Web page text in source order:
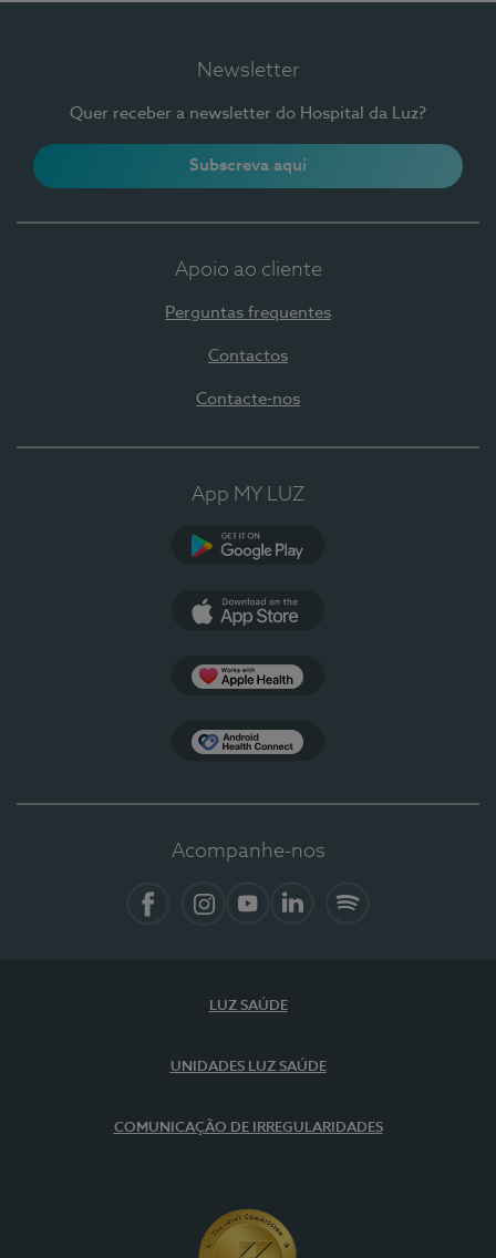
Newsletter
Quer receber a newsletter do Hospital da Luz?
Subscreva aqui
Apoio ao cliente
Perguntas frequentes
Contactos
Contacte-nos
App MY LUZ
Acompanhe-nos
LUZ SAÚDE
UNIDADES LUZ SAÚDE
COMUNICAÇÃO DE IRREGULARIDADES